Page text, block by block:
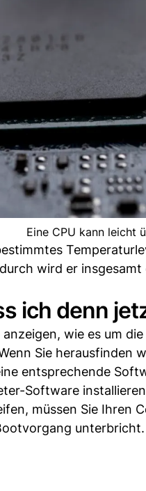
Eine CPU kann leicht
wird er
ich denn
wie es um
Sie herausfinden
entsprechende
Software
müssen Sie Ihren